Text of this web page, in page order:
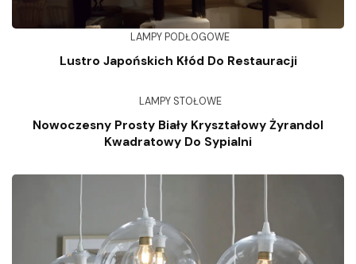
LAMPY PODŁOGOWE
Lustro Japońskich Kłód Do Restauracji
LAMPY STOŁOWE
Nowoczesny Prosty Biały Kryształowy Żyrandol
Kwadratowy Do Sypialni